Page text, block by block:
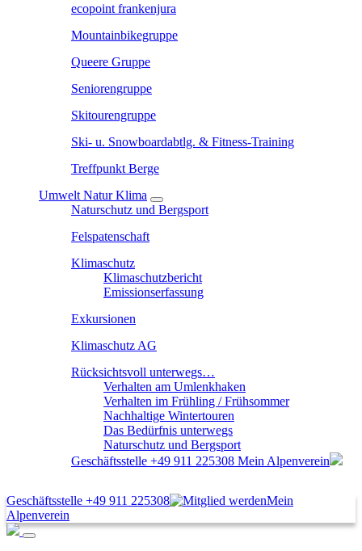
ecopoint frankenjura
Mountainbikegruppe
Queere Gruppe
Seniorengruppe
Skitourengruppe
Ski- u. Snowboardabtlg. & Fitness-Training
Treffpunkt Berge
Umwelt Natur Klima
Naturschutz und Bergsport
Felspatenschaft
Klimaschutz
Klimaschutzbericht
Emissionserfassung
Exkursionen
Klimaschutz AG
Rücksichtsvoll unterwegs…
Verhalten am Umlenkhaken
Verhalten im Frühling / Frühsommer
Nachhaltige Wintertouren
Das Bedürfnis unterwegs
Naturschutz und Bergsport
Geschäftsstelle +49 911 225308 Mein Alpenverein
Geschäftsstelle +49 911 225308
Mein
Alpenverein